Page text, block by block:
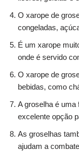
O xarope de
congeladas,
É um xarope
onde é servido
O xarope de
bebidas, como
A groselha é
excelente opção
As groselhas
ajudam a